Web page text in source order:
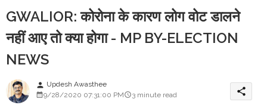
GWALIOR: कोरोना के कारण लोग वोट डालने
नहीं आए तो क्या होगा - MP BY-ELECTION
NEWS
person Updesh Awasthee
9/28/2020 07:31:00 PM
3 minute read share